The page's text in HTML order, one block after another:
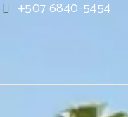
+507 6840-5454